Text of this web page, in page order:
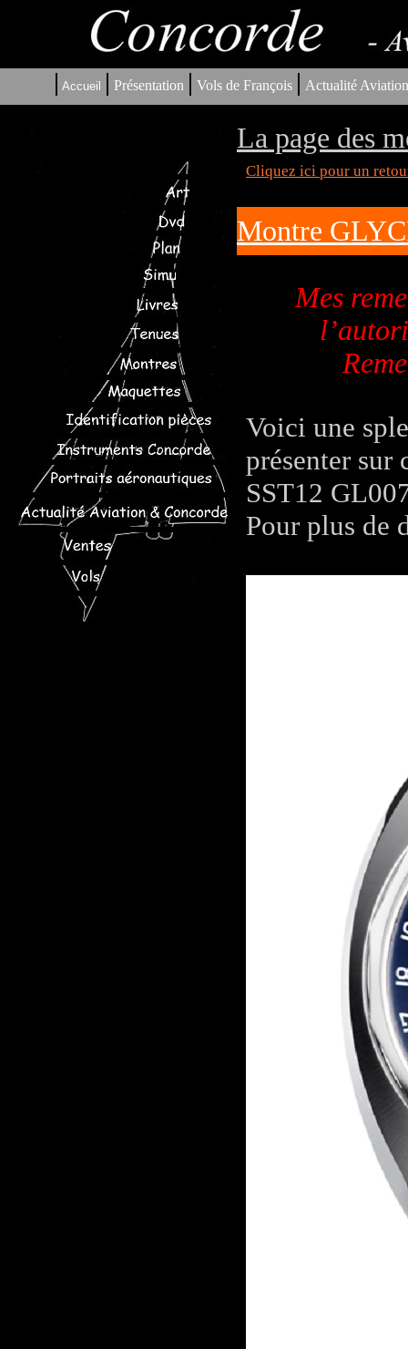
| Accueil | Présentation | Vols de François | Actualité
La page des
Cliquez ici pour un
Montre
Mes
Voici une
présenter
SST12
Pour plus de